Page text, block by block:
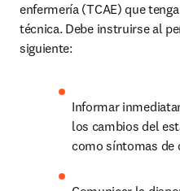
enfermería (TCAE) que
técnica. Debe instruirse al
siguiente:
Informar
los cambios del
como síntomas de